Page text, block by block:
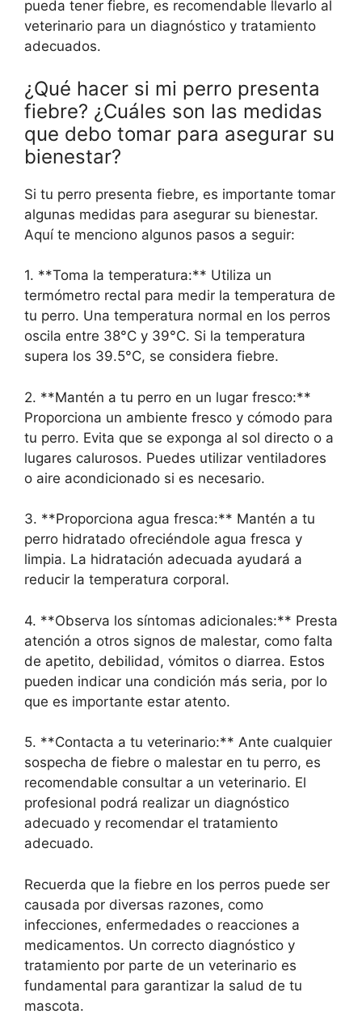
pueda tener fiebre, es recomendable llevarlo al
veterinario para un diagnóstico y tratamiento
adecuados.
¿Qué hacer si mi perro presenta
fiebre? ¿Cuáles son las medidas
que debo tomar para asegurar su
bienestar?
Si tu perro presenta fiebre, es importante tomar
algunas medidas para asegurar su bienestar.
Aquí te menciono algunos pasos a seguir:
1. **Toma la temperatura:** Utiliza un
termómetro rectal para medir la temperatura de
tu perro. Una temperatura normal en los perros
oscila entre 38°C y 39°C. Si la temperatura
supera los 39.5°C, se considera fiebre.
2. **Mantén a tu perro en un lugar fresco:**
Proporciona un ambiente fresco y cómodo para
tu perro. Evita que se exponga al sol directo o a
lugares calurosos. Puedes utilizar ventiladores
o aire acondicionado si es necesario.
3. **Proporciona agua fresca:** Mantén a tu
perro hidratado ofreciéndole agua fresca y
limpia. La hidratación adecuada ayudará a
reducir la temperatura corporal.
4. **Observa los síntomas adicionales:** Presta
atención a otros signos de malestar, como falta
de apetito, debilidad, vómitos o diarrea. Estos
pueden indicar una condición más seria, por lo
que es importante estar atento.
5. **Contacta a tu veterinario:** Ante cualquier
sospecha de fiebre o malestar en tu perro, es
recomendable consultar a un veterinario. El
profesional podrá realizar un diagnóstico
adecuado y recomendar el tratamiento
adecuado.
Recuerda que la fiebre en los perros puede ser
causada por diversas razones, como
infecciones, enfermedades o reacciones a
medicamentos. Un correcto diagnóstico y
tratamiento por parte de un veterinario es
fundamental para garantizar la salud de tu
mascota.